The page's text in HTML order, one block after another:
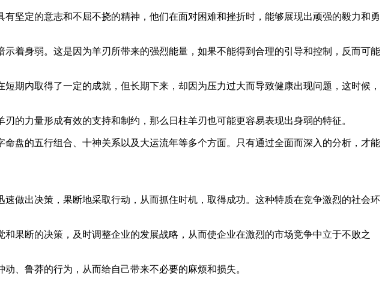
坚定的意志和不屈不挠的精神，他们在面对困难和挫折时，能够展现出顽强的毅力和勇
着身弱。这是因为羊刃所带来的强烈能量，如果不能得到合理的引导和控制，反而可能
期内取得了一定的成就，但长期下来，却因为压力过大而导致健康出现问题，这时候，
的力量形成有效的支持和制约，那么日柱羊刃也可能更容易表现出身弱的特征。
盘的五行组合、十神关系以及大运流年等多个方面。只有通过全面而深入的分析，才能
做出决策，果断地采取行动，从而抓住时机，取得成功。这种特质在竞争激烈的社会环
果断的决策，及时调整企业的发展战略，从而使企业在激烈的市场竞争中立于不败之
、鲁莽的行为，从而给自己带来不必要的麻烦和损失。